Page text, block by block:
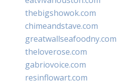
thebigshowok.com
chimeandstave.com
greatwallseafoodny.com
theloverose.com
gabriovoice.com
resinflowart.com